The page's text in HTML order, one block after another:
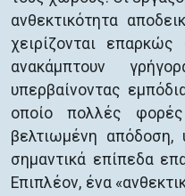
ανθεκτικότητα
χειρίζονται
ανακάμπτουν
υπερβαίνοντας
οποίο πολλές
βελτιωμένη απόδοση,
σημαντικά επίπεδα
Επιπλέον, ένα